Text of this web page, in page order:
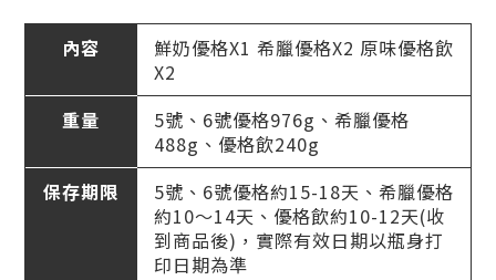
內容
鮮奶優格X1 希臘優格X2 原味優格飲
X2
重量
5號、6號優格976g、希臘優格
488g、優格飲240g
保存期限
5號、6號優格約15-18天、希臘優格
約10～14天、優格飲約10-12天(收
到商品後)，實際有效日期以瓶身打
印日期為準